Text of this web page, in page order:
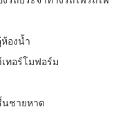
องน้ำ
ทอร์โมฟอร์ม
นชายหาด